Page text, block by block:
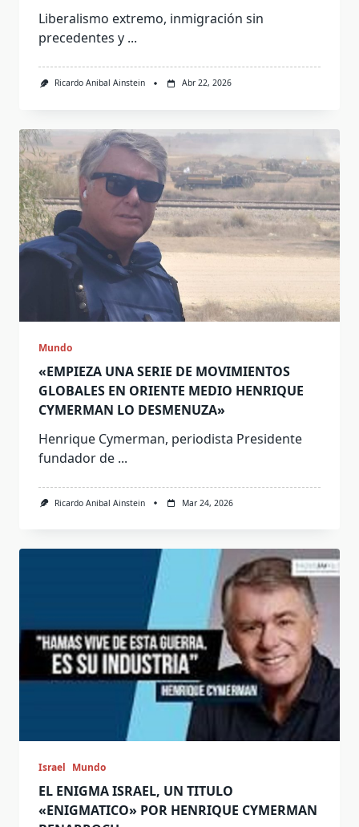
Liberalismo extremo, inmigración sin
precedentes y ...
Ricardo Anibal Ainstein Abr 22, 2026
Mundo
«EMPIEZA UNA SERIE DE MOVIMIENTOS
GLOBALES EN ORIENTE MEDIO HENRIQUE
CYMERMAN LO DESMENUZA»
Henrique Cymerman, periodista Presidente
fundador de ...
Ricardo Anibal Ainstein Mar 24, 2026
Israel Mundo
EL ENIGMA ISRAEL, UN TITULO
«ENIGMATICO» POR HENRIQUE CYMERMAN